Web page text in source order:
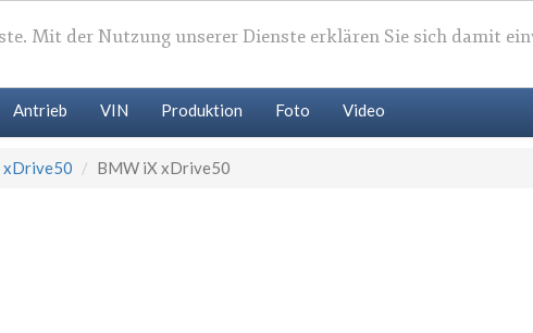
Mit der Nutzung unserer Dienste erklären Sie sich damit
Antrieb VIN Produktion Foto Video
xDrive50 BMW iX xDrive50